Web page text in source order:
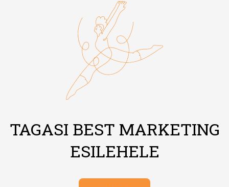
TAGASI BEST MARKETING
ESILEHELE